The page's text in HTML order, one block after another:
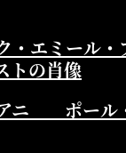
・エミール
トの肖像
ニ ポール